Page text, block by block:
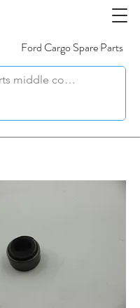
Ford Cargo Spare Parts